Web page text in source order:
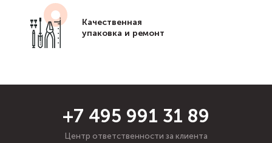
Качественная
упаковка и ремонт
+7 495 991 31 89
Центр ответственности за клиента